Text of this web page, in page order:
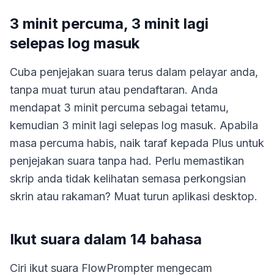
3 minit percuma, 3 minit lagi
selepas log masuk
Cuba penjejakan suara terus dalam pelayar anda,
tanpa muat turun atau pendaftaran. Anda
mendapat 3 minit percuma sebagai tetamu,
kemudian 3 minit lagi selepas log masuk. Apabila
masa percuma habis, naik taraf kepada Plus untuk
penjejakan suara tanpa had. Perlu memastikan
skrip anda tidak kelihatan semasa perkongsian
skrin atau rakaman? Muat turun aplikasi desktop.
Ikut suara dalam 14 bahasa
Ciri ikut suara FlowPrompter mengecam